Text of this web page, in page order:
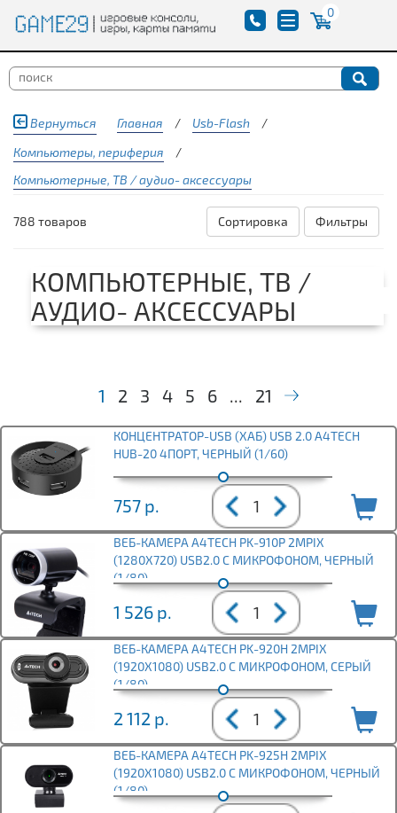
0
Вернуться Главная / Usb-Flash
/
Компьютеры, периферия
/
Компьютерные, ТВ / аудио- аксессуары
788 товаров Фильтры
Сортировка
КОМПЬЮТЕРНЫЕ, ТВ /
АУДИО- АКСЕССУАРЫ
1 2 3 4 5 6 ... 21
КОНЦЕНТРАТОР-USB (ХАБ) USB 2.0 A4TECH
HUB-20 4ПОРТ, ЧЕРНЫЙ (1/60)
757 р.
ВЕБ-КАМЕРА A4TECH PK-910P 2MPIX
(1280X720) USB2.0 С МИКРОФОНОМ, ЧЕРНЫЙ
(1/80)
1 526 р.
ВЕБ-КАМЕРА A4TECH PK-920H 2MPIX
(1920X1080) USB2.0 С МИКРОФОНОМ, СЕРЫЙ
(1/80)
2 112 р.
ВЕБ-КАМЕРА A4TECH PK-925H 2MPIX
(1920X1080) USB2.0 С МИКРОФОНОМ, ЧЕРНЫЙ
(1/80)